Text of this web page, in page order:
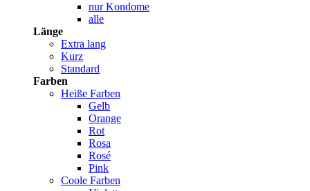
nur Kondome
alle
Länge
Extra lang
Kurz
Standard
Farben
Heiße Farben
Gelb
Orange
Rot
Rosa
Rosé
Pink
Coole Farben